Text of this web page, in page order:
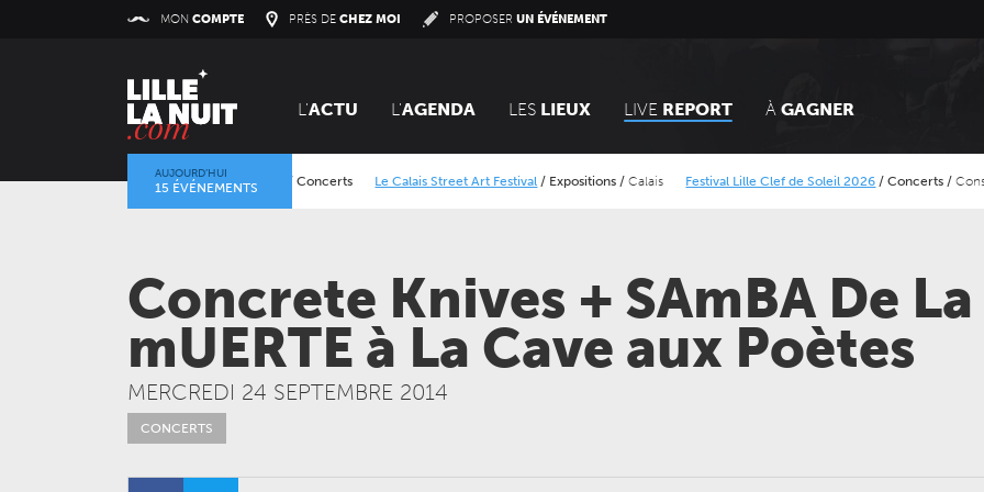
MON COMPTE PRÈS DE CHEZ MOI PROPOSERUN ÉVÉNEMENT
L'ACTU L'AGENDA LES LIEUX LIVE REPORT À GAGNER
AUJOURD’HUI
15 ÉVÉNEMENTS Le Calais Street Art Festival/Expositions/Calais Festival Lille Clef de Soleil 2026/Concerts/Conservatoire
Concrete Knives + SAmBA De La
mUERTE à La Cave aux Poètes
MERCREDI 24 SEPTEMBRE 2014
CONCERTS